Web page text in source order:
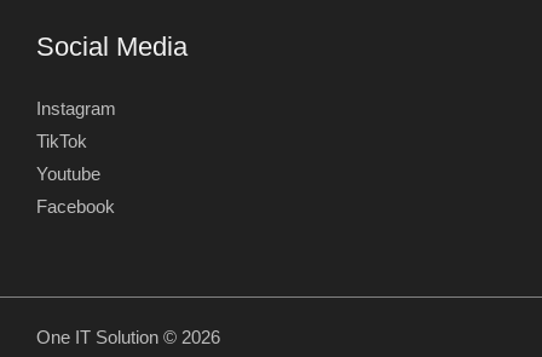
Social Media
Instagram
TikTok
Youtube
Facebook
One IT Solution © 2026